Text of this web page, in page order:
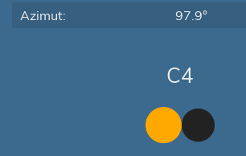
Azimut:
97.9°
C4